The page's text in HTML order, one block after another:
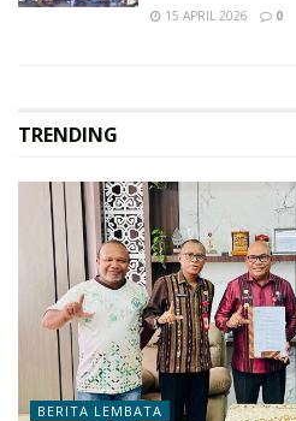
15 APRIL 2026 0
TRENDING
BERITA LEMBATA